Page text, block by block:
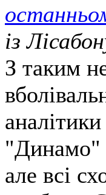
із
З таким
"Динамо"
але всі